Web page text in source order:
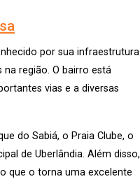
por sua infraestrutura
região. O bairro está
vias e a diversas
do Sabiá, o Praia Clube, o
de Uberlândia. Além disso,
que o torna uma excelente